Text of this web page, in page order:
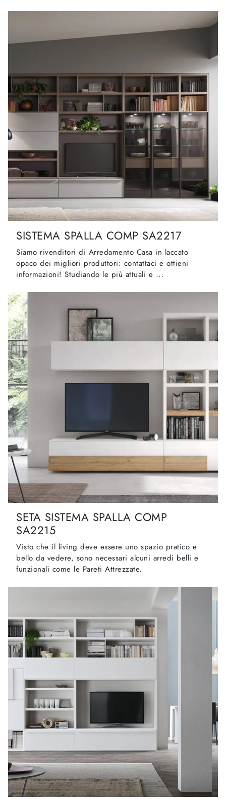
SISTEMA SPALLA COMP SA2217
Siamo rivenditori di Arredamento Casa in laccato
opaco dei migliori produttori: contattaci e ottieni
informazioni! Studiando le più attuali e ...
SETA SISTEMA SPALLA COMP
SA2215
Visto che il living deve essere uno spazio pratico e
bello da vedere, sono necessari alcuni arredi belli e
funzionali come le Pareti Attrezzate.